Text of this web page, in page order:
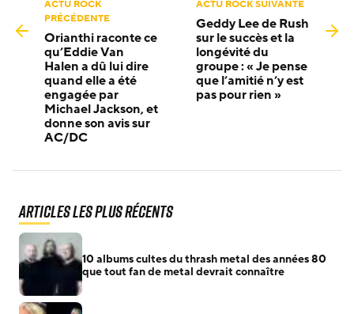
ACTU ROCK
PRÉCÉDENTE
Orianthi raconte ce
qu’Eddie Van
Halen a dû lui dire
quand elle a été
engagée par
Michael Jackson, et
donne son avis sur
AC/DC
ACTU ROCK SUIVANTE
Geddy Lee de Rush
sur le succès et la
longévité du
groupe : « Je pense
que l’amitié n’y est
pas pour rien »
Articles les plus récents
10 albums cultes du thrash metal des années 80
que tout fan de metal devrait connaître